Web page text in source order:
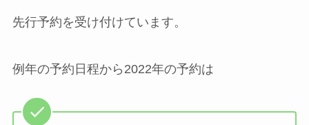
先行予約を受け付けています。
例年の予約日程から2022年の予約は